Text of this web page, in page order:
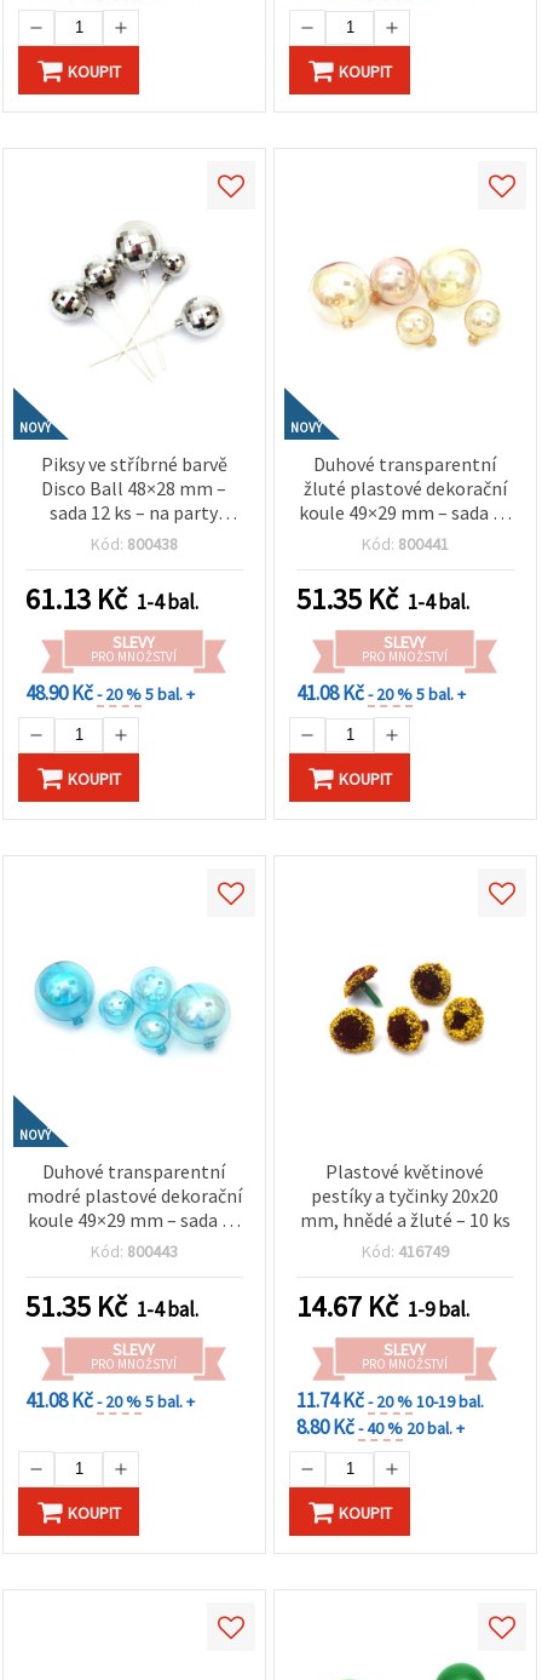
KOUPIT KOUPIT
NOVÝ
Piksy ve stříbrné barvě
Disco Ball 48×28 mm –
sada 12 ks – na party
dekorace, květinová
tvoření (assorted)
Kód: 800438
61.13 Kč 1-4 bal.
SLEVY
PRO MNOŽSTVÍ
48.90 Kč- 20 %5 bal. +
KOUPIT
NOVÝ
Duhové transparentní
žluté plastové dekorační
koule 49×29 mm – sada 12
ks – ideální na party
aranžmá a kreativní
tvoření
Kód: 800441
51.35 Kč 1-4 bal.
SLEVY
PRO MNOŽSTVÍ
41.08 Kč- 20 %5 bal. +
KOUPIT
NOVÝ
Duhové transparentní
modré plastové dekorační
koule 49×29 mm – sada 12
ks – ideální na party
aranžmá a kreativní
tvoření
Kód: 800443
51.35 Kč 1-4 bal.
SLEVY
PRO MNOŽSTVÍ
41.08 Kč- 20 %5 bal. +
KOUPIT
Plastové květinové
pestíky a tyčinky 20x20
mm, hnědé a žluté – 10 ks
Kód: 416749
14.67 Kč 1-9 bal.
SLEVY
PRO MNOŽSTVÍ
11.74 Kč- 20 %10-19 bal.
8.80 Kč- 40 % 20 bal. +
KOUPIT